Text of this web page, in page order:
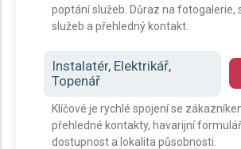
poptání služeb. Důraz na fotogalerie,
služeb a přehledný kontakt.
Instalatér, Elektrikář,
Topenář
Klíčové je rychlé spojení se
přehledné kontakty, havarijní
dostupnost a lokalita působnosti.